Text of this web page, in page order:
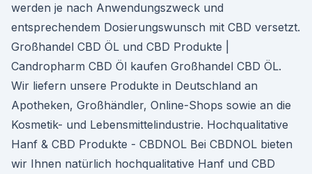
werden je nach Anwendungszweck und
entsprechendem Dosierungswunsch mit CBD versetzt.
Großhandel CBD ÖL und CBD Produkte |
Candropharm CBD Öl kaufen Großhandel CBD ÖL.
Wir liefern unsere Produkte in Deutschland an
Apotheken, Großhändler, Online-Shops sowie an die
Kosmetik- und Lebensmittelindustrie. Hochqualitative
Hanf & CBD Produkte - CBDNOL Bei CBDNOL bieten
wir Ihnen natürlich hochqualitative Hanf und CBD